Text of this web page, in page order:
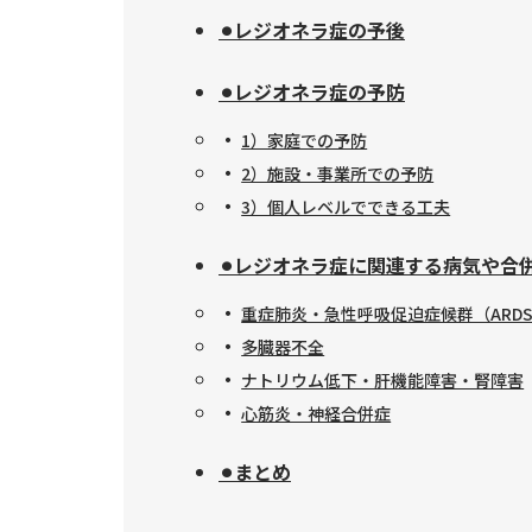
⚫︎レジオネラ症の予後
⚫︎レジオネラ症の予防
1）家庭での予防
2）施設・事業所での予防
3）個人レベルでできる工夫
⚫︎レジオネラ症に関連する病気や合
重症肺炎・急性呼吸促迫症候群（ARDS
多臓器不全
ナトリウム低下・肝機能障害・腎障害
心筋炎・神経合併症
⚫︎まとめ